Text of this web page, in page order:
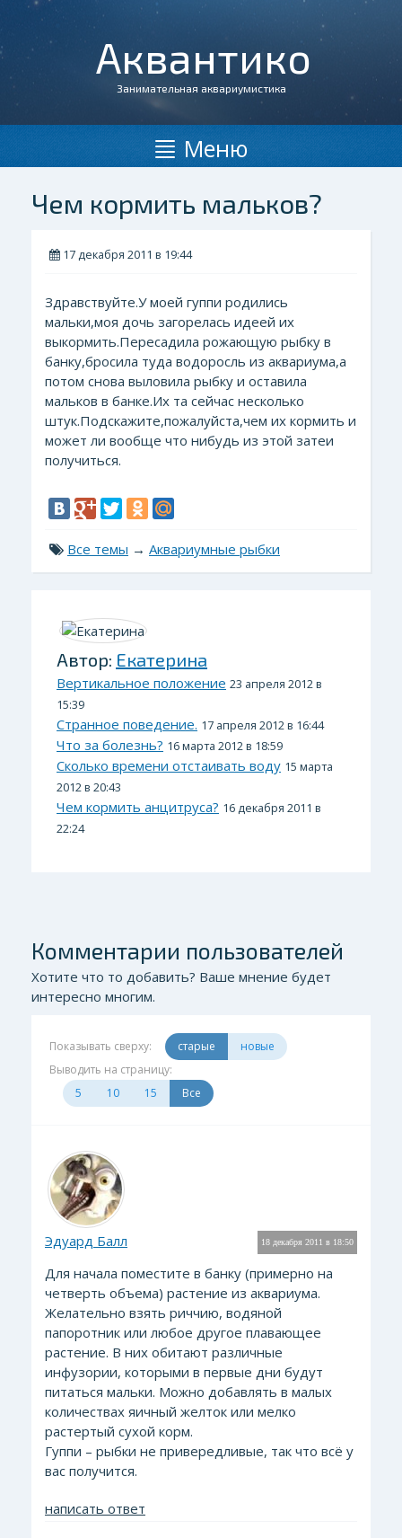
Аквантико
Занимательная аквариумистика
Меню
Чем кормить мальков?
17 декабря 2011 в 19:44
Здравствуйте.У моей гуппи родились
мальки,моя дочь загорелась идеей их
выкормить.Пересадила рожающую рыбку в
банку,бросила туда водоросль из аквариума,а
потом снова выловила рыбку и оставила
мальков в банке.Их та сейчас несколько
штук.Подскажите,пожалуйста,чем их кормить и
может ли вообще что нибудь из этой затеи
получиться.
Все темы → Аквариумные рыбки
Автор: Екатерина
Вертикальное положение 23 апреля 2012 в
15:39
Странное поведение. 17 апреля 2012 в 16:44
Что за болезнь? 16 марта 2012 в 18:59
Сколько времени отстаивать воду 15 марта
2012 в 20:43
Чем кормить анцитруса? 16 декабря 2011 в
22:24
Комментарии пользователей
Хотите что то добавить? Ваше мнение будет
интересно многим.
Показывать сверху: старые
новые
Выводить на страницу:
5
10 15 Все
18 декабря 2011 в 18:50
Эдуард Балл
Для начала поместите в банку (примерно на
четверть объема) растение из аквариума.
Желательно взять риччию, водяной
папоротник или любое другое плавающее
растение. В них обитают различные
инфузории, которыми в первые дни будут
питаться мальки. Можно добавлять в малых
количествах яичный желток или мелко
растертый сухой корм.
Гуппи – рыбки не привередливые, так что всё у
вас получится.
написать ответ